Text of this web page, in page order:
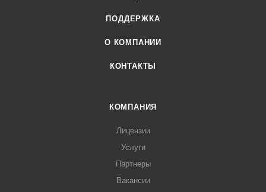
ПОДДЕРЖКА
О КОМПАНИИ
КОНТАКТЫ
КОМПАНИЯ
Лицензии
Услуги
Партнеры
Вакансии